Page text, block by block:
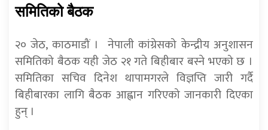
समितिको बैठक
२० जेठ, काठमाडौं । नेपाली कांग्रेसको केन्द्रीय अनुशासन
समितिको बैठक यही जेठ २१ गते बिहीबार बस्ने भएको छ ।
समितिका सचिव दिनेश थापामगरले विज्ञप्ति जारी गर्दै
बिहीबारका लागि बैठक आह्वान गरिएको जानकारी दिएका
हुन् ।